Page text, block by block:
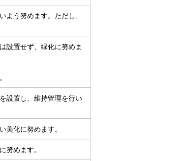
よう努めます。ただし、
設置せず、緑化に努めま
設置し、維持管理を行い
美化に努めます。
努めます。